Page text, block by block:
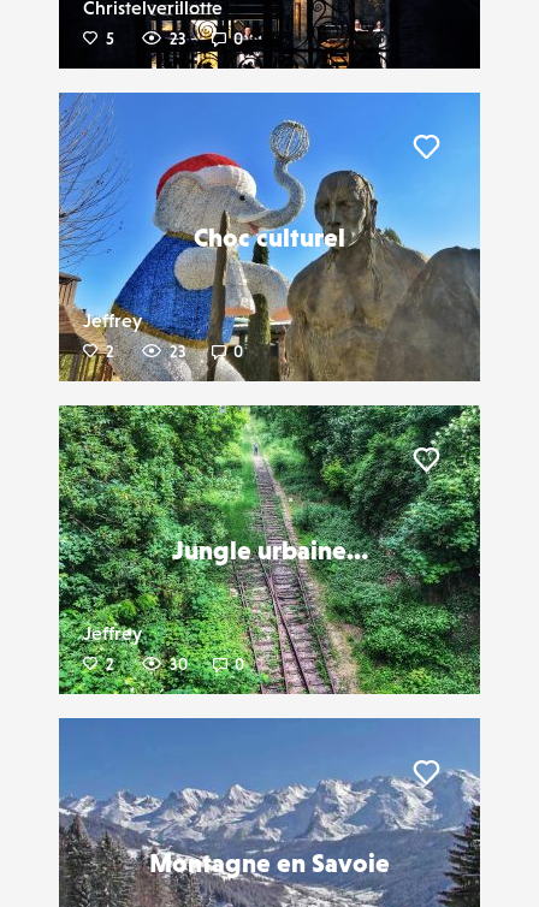
Christelverillotte
5 23 0
Choc culturel
Jeffrey
2 23 0
Jungle urbaine…
Jeffrey
2 30 0
Liker
Montagne en Savoie
Liker